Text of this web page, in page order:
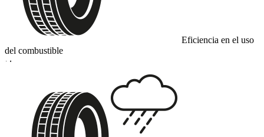
Eficiencia en el uso
del combustible
D